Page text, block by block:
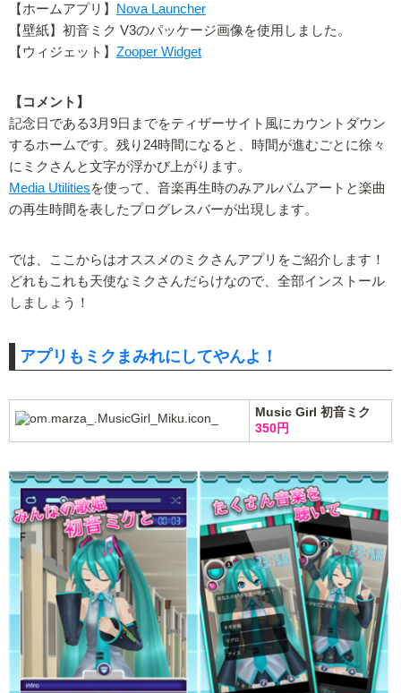
【ホームアプリ】
Nova Launcher
【壁紙】初音ミク V3のパッケージ画像を使用しました。
【ウィジェット】 Zooper Widget
【コメント】
記念日である3月9日までをティザーサイト風にカウントダウン
するホームです。残り24時間になると、時間が進むごとに徐々
にミクさんと文字が浮かび上がります。
Media Utilitiesを使って、音楽再生時のみアルバムアートと楽曲
の再生時間を表したプログレスバーが出現します。
では、ここからはオススメのミクさんアプリをご紹介します！
どれもこれも天使なミクさんだらけなので、全部インストール
しましょう！
アプリもミクまみれにしてやんよ！
Music Girl 初音ミク
350円